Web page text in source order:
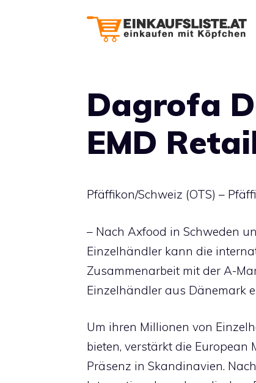
Dagrofa
EMD
Pfäffikon/Schweiz (OTS) –
– Nach Axfood in Schweden
Einzelhändler kann die
Zusammenarbeit mit der A-
Einzelhändler aus Dänemark
Um ihren Millionen von
bieten, verstärkt die European
Präsenz in Skandinavien.